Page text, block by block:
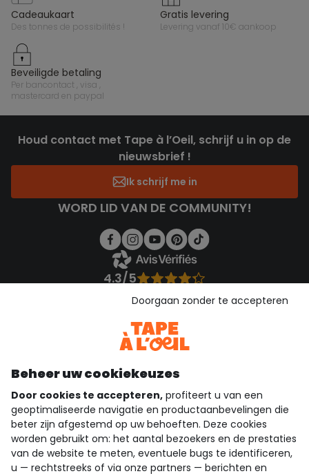
cadeaukaart
des tonnes de possibilités !
gratis levering
levering vanaf 10€ aankoop
beveiligde betaling
per bancontact , visa ,
mastercard en paypal
Houd contact met Tape à l’Oeil, schrijf u in op de
nieuwsbrief !
Ik schrijf me in
WORD LID VAN DE COMMUNITY!
4.3/5
Bekijk de vertrouwensverklaring
Download onze applicatie
Ontdek onze applicatie
wie zijn we?
hulp nodig
Beheer uw cookiekeuzes
Door cookies te accepteren, profiteert u van een
geoptimaliseerde navigatie en productaanbevelingen die
beter zijn afgestemd op uw behoeften. Deze cookies
worden gebruikt om: het aantal bezoekers en de prestaties
van de website te meten, eventuele bugs te identificeren,
u — rechtstreeks of via onze partners — berichten en
Doorgaan zonder te accepteren